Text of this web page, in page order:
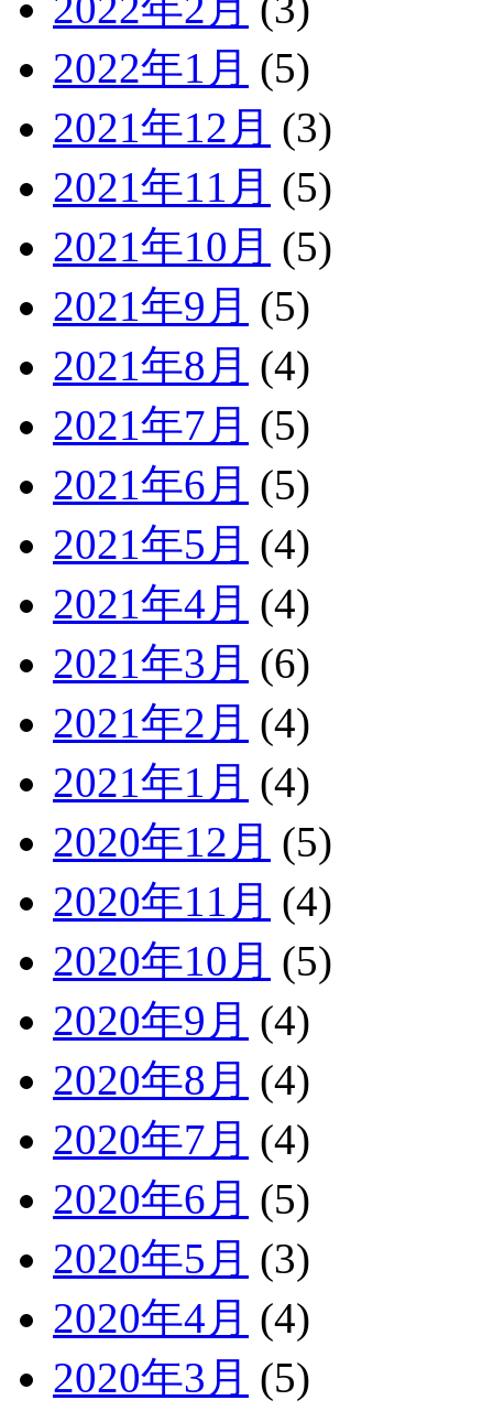
2022年1月 (5)
2021年12月 (3)
2021年11月 (5)
2021年10月 (5)
2021年9月 (5)
2021年8月 (4)
2021年7月 (5)
2021年6月 (5)
2021年5月 (4)
2021年4月 (4)
2021年3月 (6)
2021年2月 (4)
2021年1月 (4)
2020年12月 (5)
2020年11月 (4)
2020年10月 (5)
2020年9月 (4)
2020年8月 (4)
2020年7月 (4)
2020年6月 (5)
2020年5月 (3)
2020年4月 (4)
2020年3月 (5)